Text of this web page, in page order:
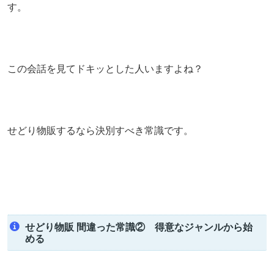
す。
この会話を見てドキッとした人いますよね？
せどり物販するなら決別すべき常識です。
せどり物販 間違った常識② 得意なジャンルから始
める